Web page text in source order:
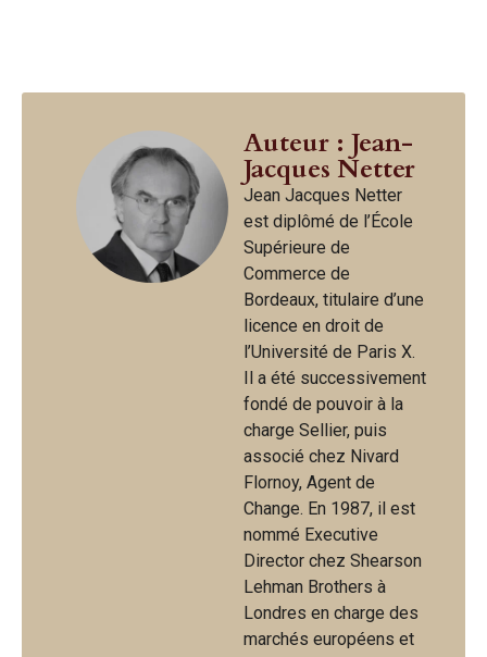
Auteur : Jean-
Jacques Netter
Jean Jacques Netter
est diplômé de l’École
Supérieure de
Commerce de
Bordeaux, titulaire d’une
licence en droit de
l’Université de Paris X.
Il a été successivement
fondé de pouvoir à la
charge Sellier, puis
associé chez Nivard
Flornoy, Agent de
Change. En 1987, il est
nommé Executive
Director chez Shearson
Lehman Brothers à
Londres en charge des
marchés européens et